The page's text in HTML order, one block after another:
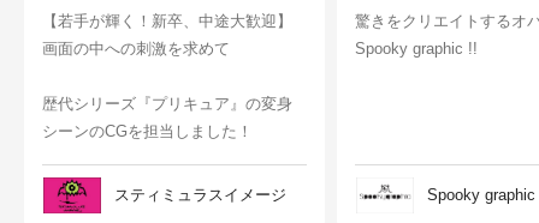
【若手が輝く！新卒、中途大歓迎】
画面の中への刺激を求めて
歴代シリーズ『プリキュア』の変身
シーンのCGを担当しました！
スティミュラスイメージ
驚きをクリエイトするオ
Spooky graphic !!
Spooky graphic